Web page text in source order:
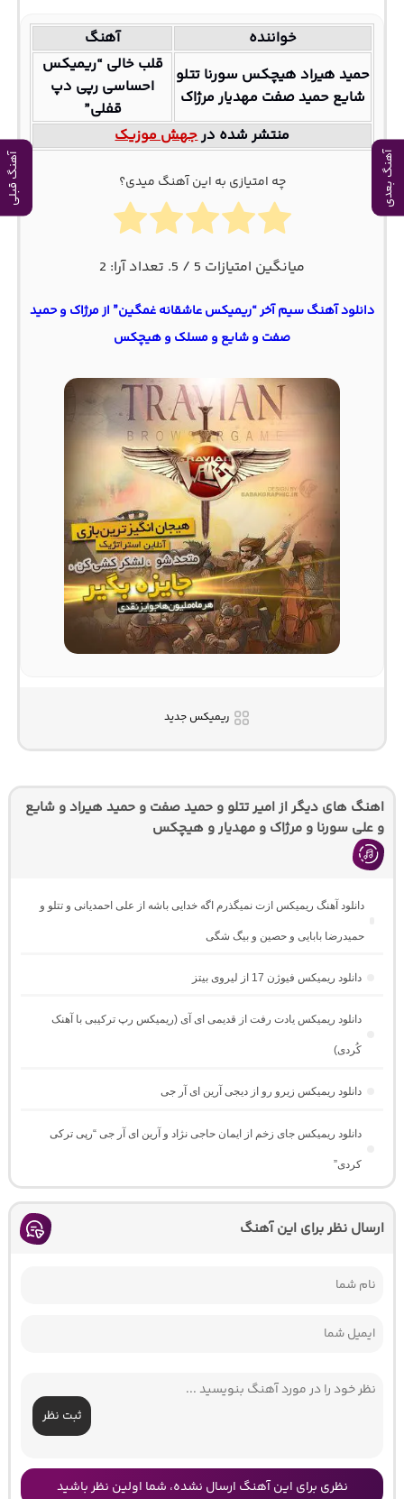
آهنگ بعدی آهنگ قبلی
خواننده
آهنگ
حمید هیراد هیچکس سورنا تتلو
شایع حمید صفت مهدیار مرژاک
قلب خالی “ریمیکس
احساسی رپی دپ
قفلی”
منتشر شده درجهش موزیک
چه امتیازی به این آهنگ میدی؟
میانگین امتیازات 5 / 5. تعداد آرا: 2
دانلود آهنگ سیم آخر “ریمیکس عاشقانه غمگین” از مرژاک و حمید
صفت و شایع و مسلک و هیچکس
ریمیکس جدید
اهنگ های دیگر از امیر تتلو و حمید صفت و حمید هیراد و شایع
و علی سورنا و مرژاک و مهدیار و هیچکس
دانلود آهنگ ریمیکس ازت نمیگذرم اگه خدایی باشه از علی احمدیانی و تتلو و
حمیدرضا بابایی و حصین و بیگ شگی
دانلود ریمیکس فیوژن 17 از لیروی بیتز
دانلود ریمیکس یادت رفت از قدیمی ای آی (ریمیکس رپ ترکیبی با آهنک
کُردی)
دانلود ریمیکس زیرو رو از دیجی آرین ای آر جی
دانلود ریمیکس جای زخم از ایمان حاجی نژاد و آرین ای آر جی “رپی ترکی
کردی”
ارسال نظر برای این آهنگ
ثبت نظر
نظری برای این آهنگ ارسال نشده، شما اولین نظر باشید